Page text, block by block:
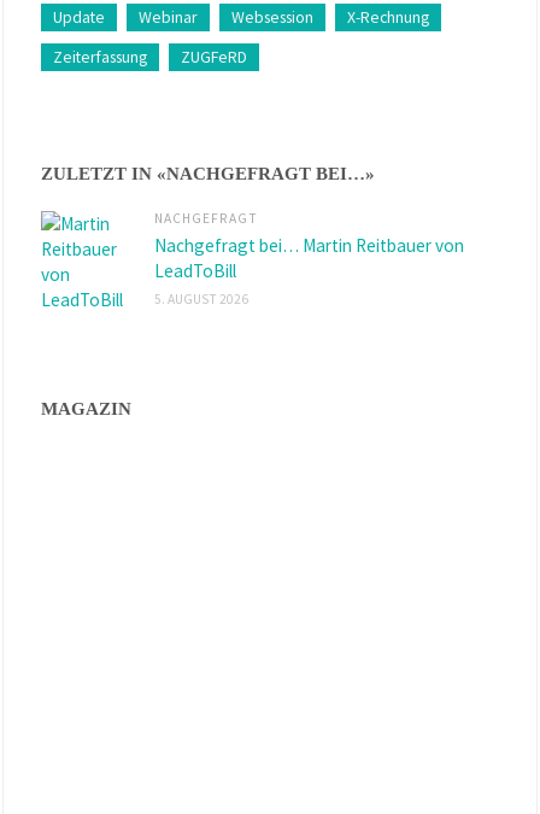
Update Webinar Websession
X-Rechnung
Zeiterfassung
ZUGFeRD
ZULETZT IN «NACHGEFRAGT BEI…»
NACHGEFRAGT
Nachgefragt bei… Martin Reitbauer von
LeadToBill
5. AUGUST 2026
MAGAZIN